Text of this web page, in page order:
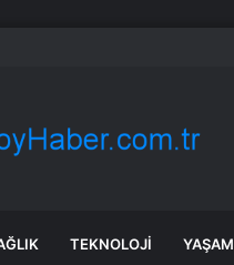
Pol Pozisyonunu Kazandı
TEKNOLOJI YAŞAM